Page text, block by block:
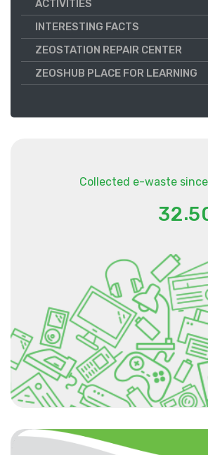
ACTIVITIES
INTERESTING FACTS
ZEOSTATION REPAIR CENTER
ZEOSHUB PLACE FOR LEARNING
Collected e-waste
32.5